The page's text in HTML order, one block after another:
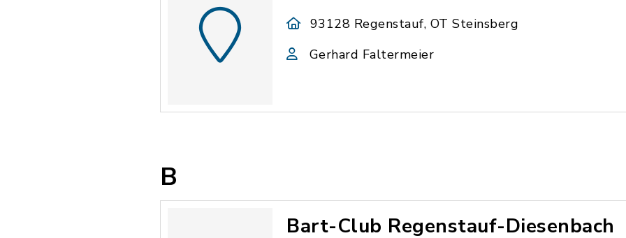
93128 Regenstauf, OT Steinsberg
Gerhard Faltermeier
B
Bart-Club Regenstauf-Diesenbach